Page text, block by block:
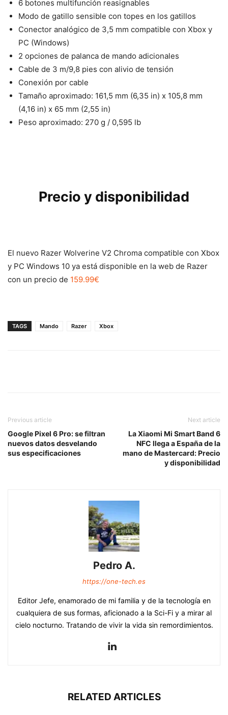
6 botones multifunción reasignables
Modo de gatillo sensible con topes en los gatillos
Conector analógico de 3,5 mm compatible con Xbox y
PC (Windows)
2 opciones de palanca de mando adicionales
Cable de 3 m/9,8 pies con alivio de tensión
Conexión por cable
Tamaño aproximado: 161,5 mm (6,35 in) x 105,8 mm
(4,16 in) x 65 mm (2,55 in)
Peso aproximado: 270 g / 0,595 lb
Precio y disponibilidad
El nuevo Razer Wolverine V2 Chroma compatible con Xbox
y PC Windows 10 ya está disponible en la web de Razer
con un precio de 159.99€
TAGS Mando Razer Xbox
Previous article
Google Pixel 6 Pro: se filtran
nuevos datos desvelando
sus especificaciones
Next article
La Xiaomi Mi Smart Band 6
NFC llega a España de la
mano de Mastercard: Precio
y disponibilidad
Pedro A.
https://one-tech.es
Editor Jefe, enamorado de mi familia y de la tecnología en
cualquiera de sus formas, aficionado a la Sci-Fi y a mirar al
cielo nocturno. Tratando de vivir la vida sin remordimientos.
RELATED ARTICLES